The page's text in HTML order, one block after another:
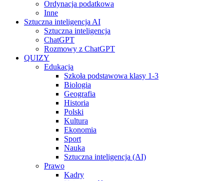
Ordynacja podatkowa
Inne
Sztuczna inteligencja AI
Sztuczna inteligencja
ChatGPT
Rozmowy z ChatGPT
QUIZY
Edukacja
Szkoła podstawowa klasy 1-3
Biologia
Geografia
Historia
Polski
Kultura
Ekonomia
Sport
Nauka
Sztuczna inteligencja (AI)
Prawo
Kadry